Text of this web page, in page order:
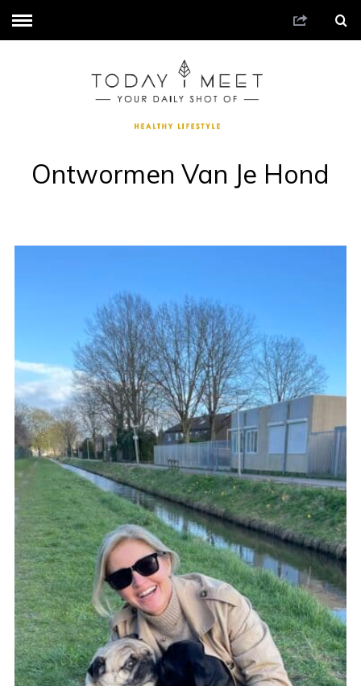
Ontwormen Van Je Hond